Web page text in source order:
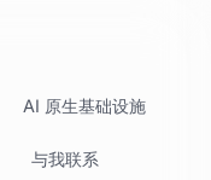
AI 原生基础设施
与我联系